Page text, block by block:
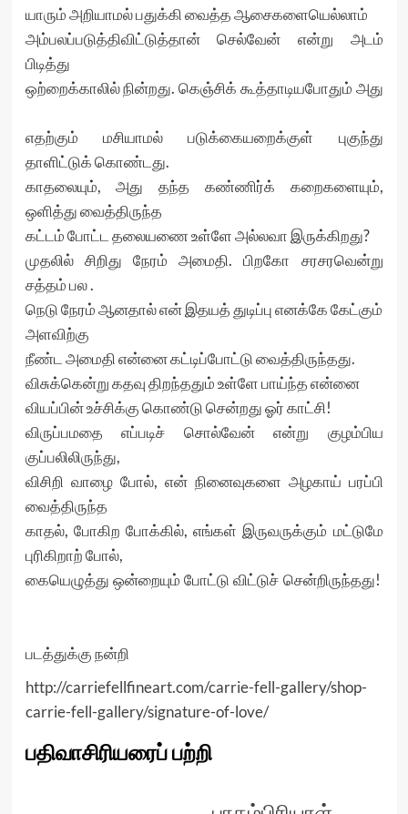
யாரும் அறியாமல் பதுக்கி வைத்த ஆசைகளையெல்லாம்
அம்பலப்படுத்திவிட்டுத்தான் செல்வேன் என்று அடம்
பிடித்து
ஒற்றைக்காலில் நின்றது. கெஞ்சிக் கூத்தாடியபோதும் அது
எதற்கும் மசியாமல் படுக்கையறைக்குள் புகுந்து
தாளிட்டுக் கொண்டது.
காதலையும், அது தந்த கண்ணிர்க் கறைகளையும்,
ஒளித்து வைத்திருந்த
கட்டம் போட்ட தலையணை உள்ளே அல்லவா இருக்கிறது?
முதலில் சிறிது நேரம் அமைதி. பிறகோ சரசரவென்று
சத்தம் பல .
நெடு நேரம் ஆனதால் என் இதயத் துடிப்பு எனக்கே கேட்கும்
அளவிற்கு
நீண்ட அமைதி என்னை கட்டிப்போட்டு வைத்திருந்தது.
விசுக்கென்று கதவு திறந்ததும் உள்ளே பாய்ந்த என்னை
வியப்பின் உச்சிக்கு கொண்டு சென்றது ஓர் காட்சி!
விருப்பமதை எப்படிச் சொல்வேன் என்று குழம்பிய
குப்பலிலிருந்து,
விசிறி வாழை போல், என் நினைவுகளை அழகாய் பரப்பி
வைத்திருந்த
காதல், போகிற போக்கில், எங்கள் இருவருக்கும் மட்டுமே
புரிகிறாற் போல்,
கையெழுத்து ஒன்றையும் போட்டு விட்டுச் சென்றிருந்தது!
படத்துக்கு நன்றி
http://carriefellfineart.com/carrie-fell-gallery/shop-
carrie-fell-gallery/signature-of-love/
பதிவாசிரியரைப் பற்றி